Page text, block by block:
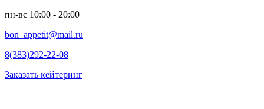
пн-вс 10:00 - 20:00
bon_appetit@mail.ru
8(383)292-22-08
Заказать кейтеринг